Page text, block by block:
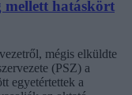
mellett hatáskört
mégis elküldte
(PSZ) a
egyetértettek a